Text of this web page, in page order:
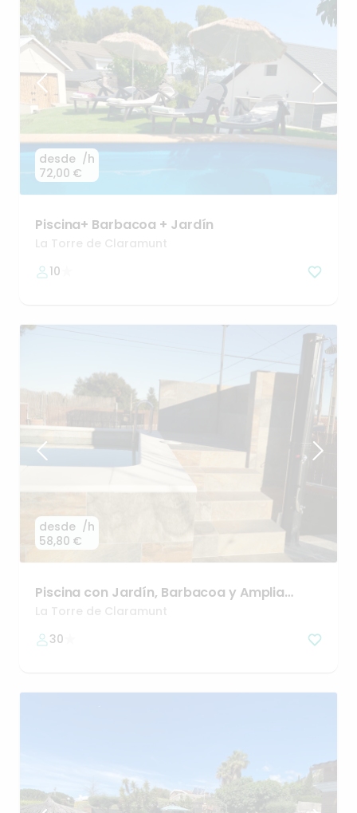
desde
72,00 €
/h
Piscina+ Barbacoa + Jardín
La Torre de Claramunt
10
desde
58,80 €
/h
Piscina con Jardín​,​ Barbacoa y Amplia
Zonas Chill Out
La Torre de Claramunt
30